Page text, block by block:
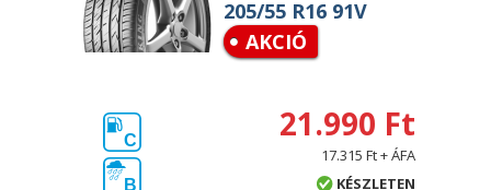
205/55 R16 91V
AKCIÓ
C
B
21.990 Ft
17.315 Ft + ÁFA
KÉSZLETEN